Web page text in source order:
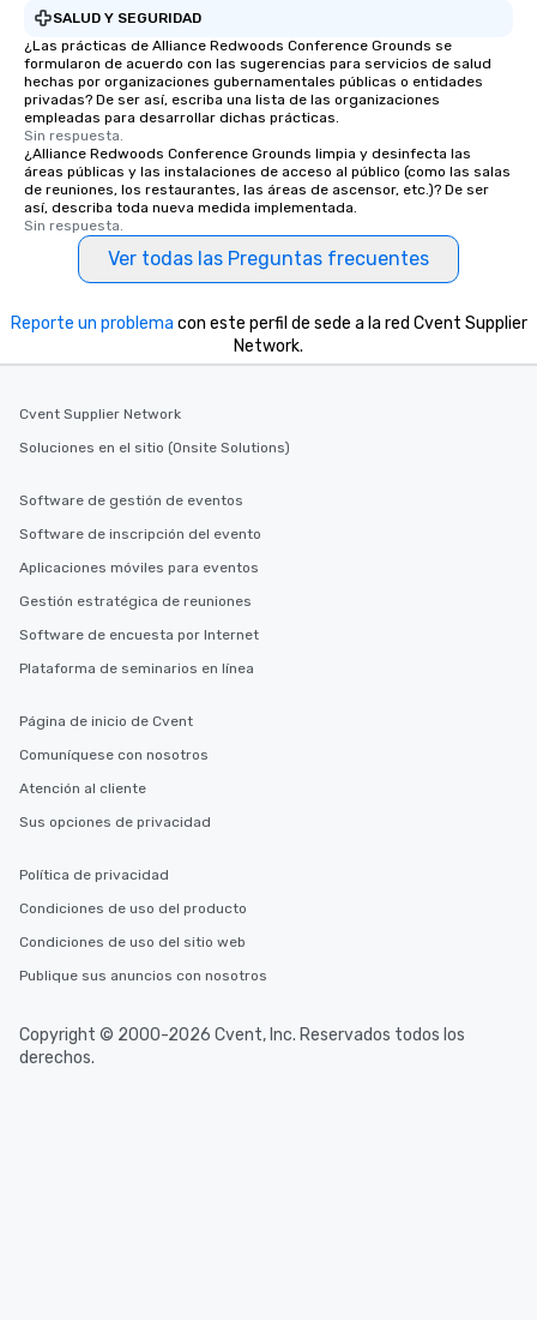
SALUD Y SEGURIDAD
¿Las prácticas de Alliance Redwoods Conference Grounds se
formularon de acuerdo con las sugerencias para servicios de salud
hechas por organizaciones gubernamentales públicas o entidades
privadas? De ser así, escriba una lista de las organizaciones
empleadas para desarrollar dichas prácticas.
Sin respuesta.
¿Alliance Redwoods Conference Grounds limpia y desinfecta las
áreas públicas y las instalaciones de acceso al público (como las salas
de reuniones, los restaurantes, las áreas de ascensor, etc.)? De ser
así, describa toda nueva medida implementada.
Sin respuesta.
Ver todas las Preguntas frecuentes
Reporte un problema con este perfil de sede a la red Cvent Supplier
Network.
Cvent Supplier Network
Soluciones en el sitio (Onsite Solutions)
Software de gestión de eventos
Software de inscripción del evento
Aplicaciones móviles para eventos
Gestión estratégica de reuniones
Software de encuesta por Internet
Plataforma de seminarios en línea
Página de inicio de Cvent
Comuníquese con nosotros
Atención al cliente
Sus opciones de privacidad
Política de privacidad
Condiciones de uso del producto
Condiciones de uso del sitio web
Publique sus anuncios con nosotros
Copyright © 2000-2026 Cvent, Inc. Reservados todos los
derechos.